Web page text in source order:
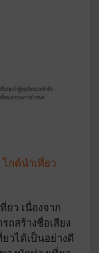
ไกด์นำเที่ยว
ยว เนื่องจาก
ถสร้างชื่อเสียง
วได้เป็นอย่างดี